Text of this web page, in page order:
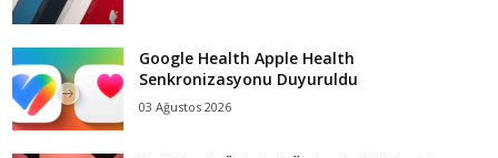
Google Health Apple Health
Senkronizasyonu Duyuruldu
03 Ağustos 2026